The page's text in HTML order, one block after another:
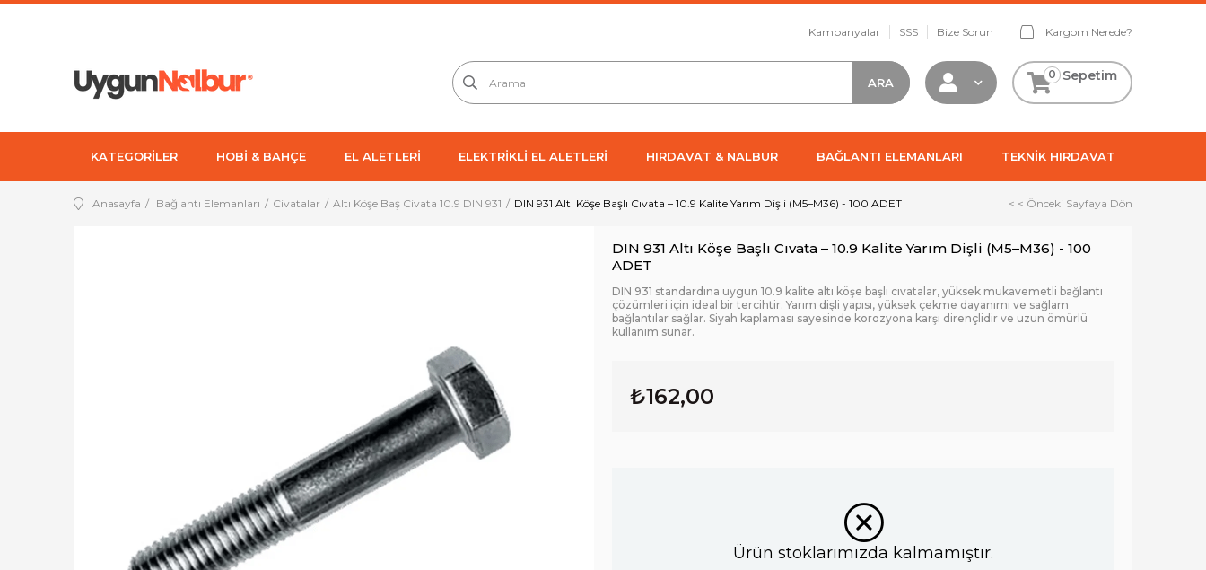
Kampanyalar SSS Bize Sorun Kargom Nerede?
Sepetim
0
KATEGORİLER HOBİ & BAHÇE EL ALETLERİ ELEKTRİKLİ EL ALETLERİ HIRDAVAT & NALBUR BAĞLANTI ELEMANLARI TEKNİK HIRDAVAT
Anasayfa Bağlantı Elemanları Civatalar Altı Köşe Baş Civata 10.9 DIN 931 DIN 931 Altı Köşe Başlı Cıvata – 10.9 Kalite Yarım Dişli (M5–M36) - 100 ADET < < Önceki Sayfaya Dön
DIN 931 Altı Köşe Başlı Cıvata – 10.9 Kalite Yarım Dişli (M5–M36) - 100
ADET
DIN 931 standardına uygun 10.9 kalite altı köşe başlı cıvatalar, yüksek mukavemetli bağlantı
çözümleri için ideal bir tercihtir. Yarım dişli yapısı, yüksek çekme dayanımı ve sağlam
bağlantılar sağlar. Siyah kaplaması sayesinde korozyona karşı dirençlidir ve uzun ömürlü
kullanım sunar.
₺162,00
Ürün stoklarımızda kalmamıştır.